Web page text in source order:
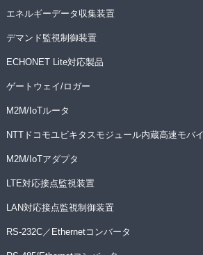
エネルギーデータ収集装置
デマンド監視制御装置
ECHONET Lite対応製品
ゲートウェイ/ロガー
M2M/IoTルータ
NTTドコモユビキタスモジュール内蔵高速モバ
M2M/IoTアダプタ
LTE対応接点監視装置
LAN対応接点監視制御装置
RS-232C／Ethernetコンバータ